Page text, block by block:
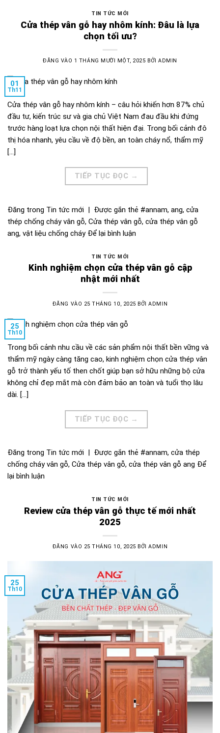
TIN TỨC MỚI
Cửa thép vân gỗ hay nhôm kính: Đâu là lựa
chọn tối ưu?
ĐĂNG VÀO 1 THÁNG MƯỜI MỘT, 2025 BỞIADMIN
01
Th11
Cửa thép vân gỗ hay nhôm kính – câu hỏi khiến hơn 87% chủ
đầu tư, kiến trúc sư và gia chủ Việt Nam đau đầu khi đứng
trước hàng loạt lựa chọn nội thất hiện đại. Trong bối cảnh đô
thị hóa nhanh, yêu cầu về độ bền, an toàn cháy nổ, thẩm mỹ
[…]
TIẾP TỤC ĐỌC →
Đăng trong Tin tức mới | Được gắn thẻ #annam, ang, cửa
thép chống cháy vân gỗ, Cửa thép vân gỗ, cửa thép vân gỗ
ang, vật liệu chống cháy Để lại bình luận
TIN TỨC MỚI
Kinh nghiệm chọn cửa thép vân gỗ cập
nhật mới nhất
ĐĂNG VÀO 25 THÁNG 10, 2025 BỞIADMIN
25
Th10
Trong bối cảnh nhu cầu về các sản phẩm nội thất bền vững và
thẩm mỹ ngày càng tăng cao, kinh nghiệm chọn cửa thép vân
gỗ trở thành yếu tố then chốt giúp bạn sở hữu những bộ cửa
không chỉ đẹp mắt mà còn đảm bảo an toàn và tuổi thọ lâu
dài. […]
TIẾP TỤC ĐỌC →
Đăng trong Tin tức mới | Được gắn thẻ #annam, cửa thép
chống cháy vân gỗ, Cửa thép vân gỗ, cửa thép vân gỗ ang Để
lại bình luận
TIN TỨC MỚI
Review cửa thép vân gỗ thực tế mới nhất
2025
ĐĂNG VÀO 25 THÁNG 10, 2025 BỞIADMIN
25
Th10